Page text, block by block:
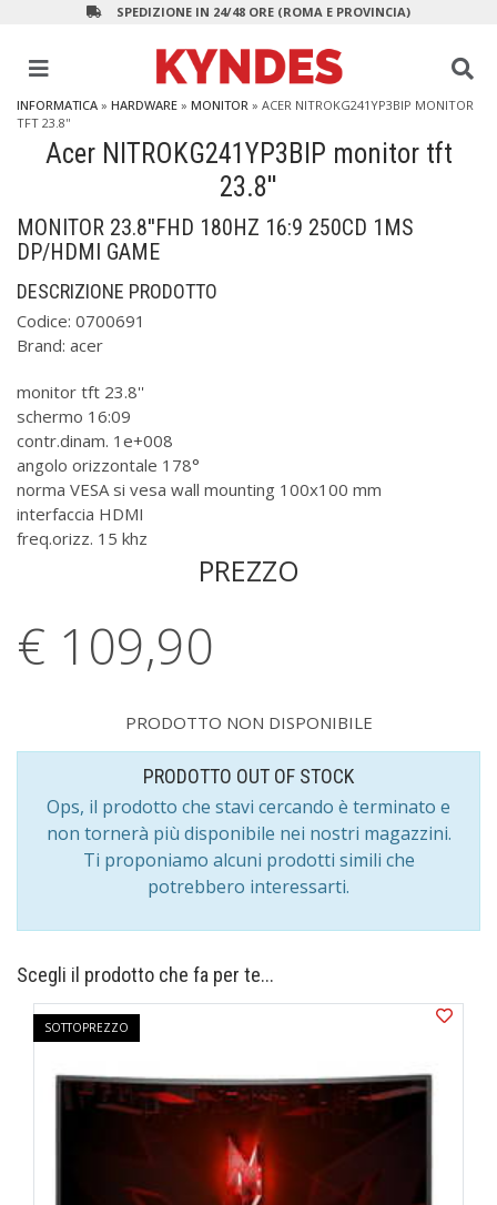
SPEDIZIONE IN 24/48 ORE (ROMA E PROVINCIA)
INFORMATICA » HARDWARE » MONITOR » ACER NITROKG241YP3BIP MONITOR
TFT 23.8''
Acer NITROKG241YP3BIP monitor tft
23.8''
MONITOR 23.8''FHD 180HZ 16:9 250CD 1MS
DP/HDMI GAME
DESCRIZIONE PRODOTTO
Codice: 0700691
Brand: acer
monitor tft 23.8''
schermo 16:09
contr.dinam. 1e+008
angolo orizzontale 178°
norma VESA si vesa wall mounting 100x100 mm
interfaccia HDMI
freq.orizz. 15 khz
PREZZO
€ 109,90
PRODOTTO NON DISPONIBILE
PRODOTTO OUT OF STOCK
Ops, il prodotto che stavi cercando è terminato e
non tornerà più disponibile nei nostri magazzini.
Ti proponiamo alcuni prodotti simili che
potrebbero interessarti.
Scegli il prodotto che fa per te...
SOTTOPREZZO